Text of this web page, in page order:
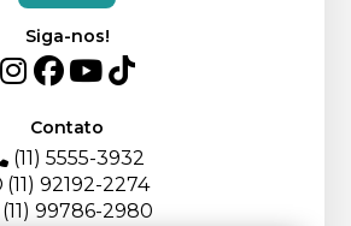
Siga-nos!
Contato
(11) 5555-3932
(11) 92192-2274
(11) 99786-2980